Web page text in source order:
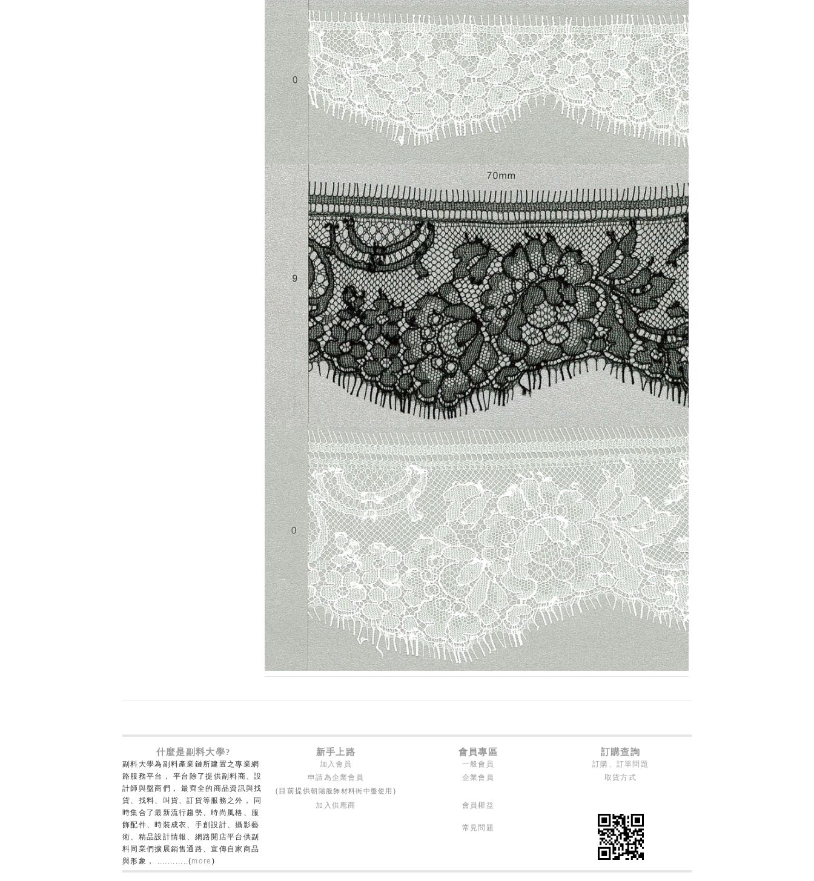
什麼是副料大學? 新手上路 會員專區 訂購查詢
副料大學為副料產業鏈所建置之專業網
路服務平台， 平台除了提供副料商、設
計師與盤商們， 最齊全的商品資訊與找
貨、找料、叫貨、訂貨等服務之外， 同
時集合了最新流行趨勢、時尚風格、服
飾配件、時裝成衣、手創設計、攝影藝
術、精品設計情報、網路開店平台供副
料同業們擴展銷售通路、宣傳自家商品
與形象， ............(more )
加入會員 一般會員
訂購、訂單問題
申請為企業會員
(目前提供朝陽服飾材料街中盤使用 )
企業會員 取貨方式
加入供應商 會員權益
常見問題